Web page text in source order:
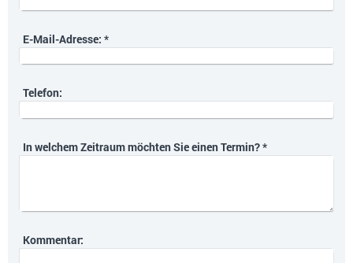
E-Mail-Adresse: *
Telefon:
In welchem Zeitraum möchten Sie einen Termin?*
Kommentar: